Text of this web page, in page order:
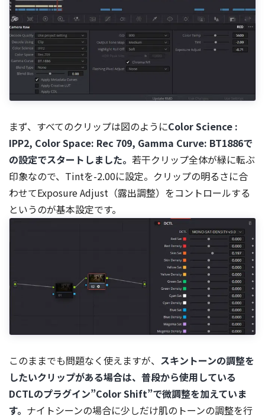
まず、すべてのクリップは図のようにColor Science :
IPP2, Color Space: Rec 709, Gamma Curve: BT1886で
の設定でスタートしました。 若干クリップ全体が緑に転ぶ
印象なので、Tintを-2.00に設定。クリップの明るさに合
わせてExposure Adjust（露出調整）をコントロールする
というのが基本設定です。
このままでも問題なく使えますが、 スキントーンの調整を
したいクリップがある場合は、普段から使用している
DCTLのプラグイン”Color Shift”で微調整を加えていま
す。 ナイトシーンの場合に少しだけ肌のトーンの調整を行